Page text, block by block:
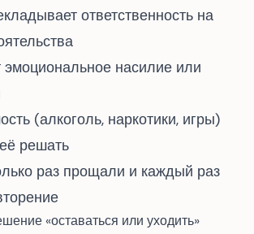
ответственность на
эмоциональное насилие или
(алкоголь, наркотики, игры)
решать
раз прощали и каждый раз
«оставаться или уходить»